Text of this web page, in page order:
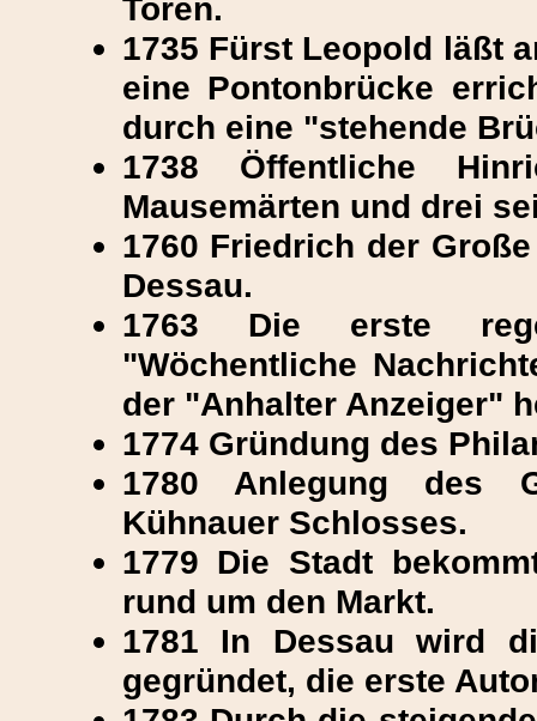
Toren.
1735 Fürst Leopold läßt
eine Pontonbrücke
durch eine "stehende
1738 Öffentliche
Mausemärten und drei
1760 Friedrich der
Dessau.
1763 Die erste
"Wöchentliche
der "Anhalter Anzeiger"
1774 Gründung des
1780 Anlegung des
Kühnauer Schlosses.
1779 Die Stadt
rund um den Markt.
1781 In Dessau wird
gegründet, die erste